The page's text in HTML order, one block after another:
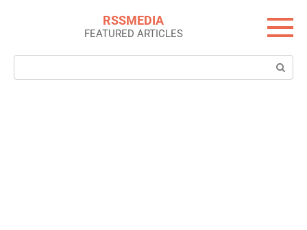
RSSMEDIA
FEATURED ARTICLES
Search: